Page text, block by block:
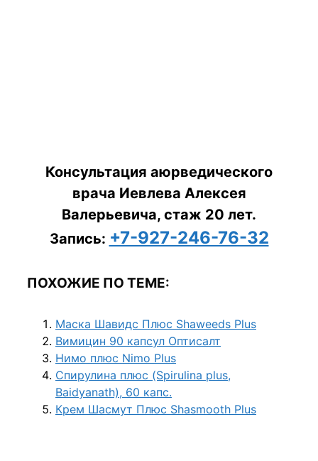
Консультация аюрведического
врача Иевлева Алексея
Валерьевича, стаж 20 лет.
Запись: +7-927-246-76-32
ПОХОЖИЕ ПО ТЕМЕ:
Маска Шавидс Плюс Shaweeds Plus
Вимицин 90 капсул Оптисалт
Нимо плюс Nimo Plus
Спирулина плюс (Spirulina plus,
Baidyanath), 60 капс.
Крем Шасмут Плюс Shasmooth Plus